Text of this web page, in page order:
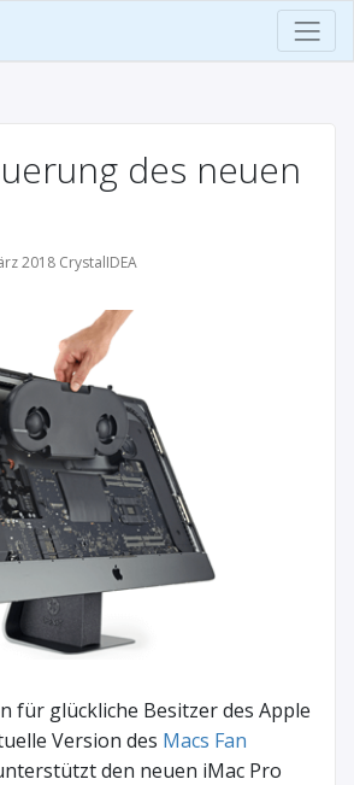
des neuen
2018 CrystalIDEA
für glückliche Besitzer des Apple
Version des Macs Fan
den neuen iMac Pro